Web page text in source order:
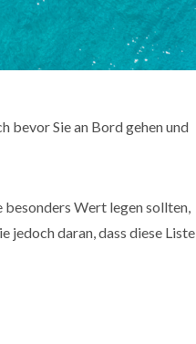
bevor Sie an Bord gehen und
Wert legen sollten,
jedoch daran, dass diese Liste